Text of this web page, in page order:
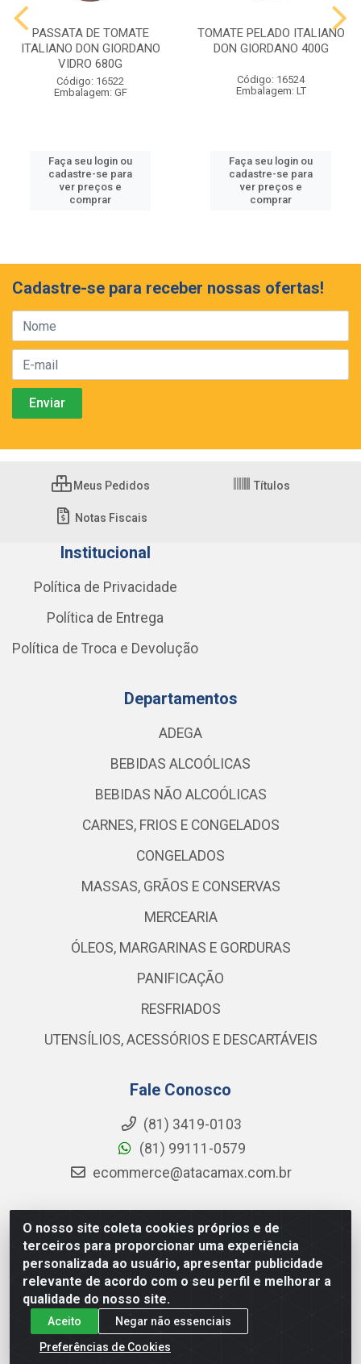
PASSATA DE TOMATE
ITALIANO DON GIORDANO
VIDRO 680G
Código: 16522
Embalagem: GF
Faça seu login ou
cadastre-se para
ver preços e
comprar
TOMATE PELADO ITALIANO
DON GIORDANO 400G
Código: 16524
Embalagem: LT
Faça seu login ou
cadastre-se para
ver preços e
comprar
O nosso site coleta cookies próprios e de
terceiros para proporcionar uma experiência
personalizada ao usuário, apresentar publicidade
relevante de acordo com o seu perfil e melhorar a
qualidade do nosso site.
Aceito
Negar não essenciais
Preferências de Cookies
Cadastre-se para receber nossas ofertas!
Meus Pedidos Títulos
Notas Fiscais
Institucional
Política de Privacidade
Política de Entrega
Política de Troca e Devolução
Departamentos
ADEGA
BEBIDAS ALCOÓLICAS
BEBIDAS NÃO ALCOÓLICAS
CARNES, FRIOS E CONGELADOS
CONGELADOS
MASSAS, GRÃOS E CONSERVAS
MERCEARIA
ÓLEOS, MARGARINAS E GORDURAS
PANIFICAÇÃO
RESFRIADOS
UTENSÍLIOS, ACESSÓRIOS E DESCARTÁVEIS
Fale Conosco
(81) 3419-0103
(81) 99111-0579
ecommerce@atacamax.com.br
Atacamax Importadora de Alimentos LTDA - RODOVIA BR-
101 - SUL, KM 79,60 GP E GALPAO:D - Muribeca, Jaboatão dos
Guararapes - PE, 54355-010 - CNPJ 08.305.623/0001-84